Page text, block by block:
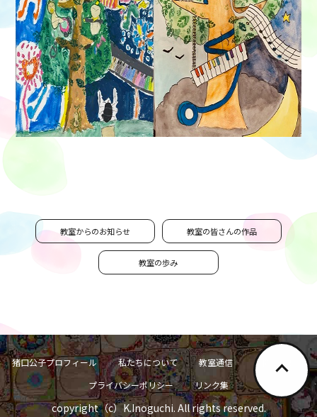
教室からのお知らせ 教室の皆さんの作品
教室の歩み
猪口公子プロフィール 私たちについて 教室通信
お問い合わせ
プライバシーポリシー
リンク集
copyright（c）K.Inoguchi. All rights reserved.